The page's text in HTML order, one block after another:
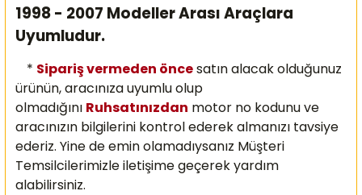
1998 - 2007 Modeller Arası Araçlara
Uyumludur.
* Sipariş vermeden öncesatın alacak olduğunuz
ürünün, aracınıza uyumlu olup
olmadığını Ruhsatınızdan motor no kodunu ve
aracınızın bilgilerini kontrol ederek almanızı tavsiye
ederiz. Yine de emin olamadıysanız Müşteri
Temsilcilerimizle iletişime geçerek yardım
alabilirsiniz.